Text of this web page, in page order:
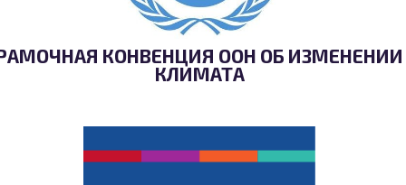
КОНВЕНЦИЯ ООН ОБ ИЗМЕНЕНИИ
КЛИМАТА